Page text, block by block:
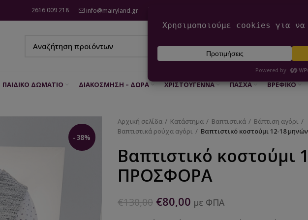
2616 009 218 info@mairyland.gr
ΠΑΙΔΙΚΌ ΔΩΜΆΤΙΟ ΔΙΑΚΌΣΜΗΣΗ – ΔΏΡΑ ΧΡΙΣΤΟΎΓΕΝΝΑ ΠΆΣΧΑ ΒΡΕΦΙΚΌ
-38%
Αρχική σελίδα Κατάστημα Βαπτιστικά
Βάπτιση αγόρι
Βαπτιστικά ρούχα αγόρι
Βαπτιστικό κοστούμι 12-18
Βαπτιστικό κοστούμι
ΠΡΟΣΦΟΡΑ
€130,00 €80,00 με ΦΠΑ